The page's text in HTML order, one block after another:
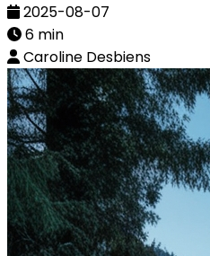
2025-08-07
6 min
Caroline Desbiens